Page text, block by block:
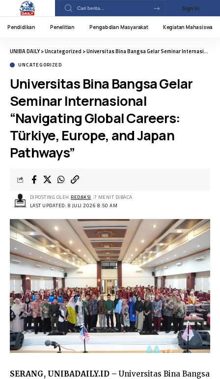
Sign In
Pendidikan Penelitian Pengabdian Masyarakat Kegiatan Mahasiswa
UNIBA DAILY>Uncategorized >Universitas Bina Bangsa Gelar Seminar Internasional “Navigating Global Careers: Türkiye, Europe, and Japan Pathways”
UNCATEGORIZED
Universitas Bina Bangsa Gelar
Seminar Internasional
“Navigating Global Careers:
Türkiye, Europe, and Japan
Pathways”
LAST UPDATED: 8 JULI 2026 8:50 AM
DIPOSTING OLEH:REDAKSI 7 MENIT DIBACA
SERANG, UNIBADAILY.ID – Universitas Bina Bangsa